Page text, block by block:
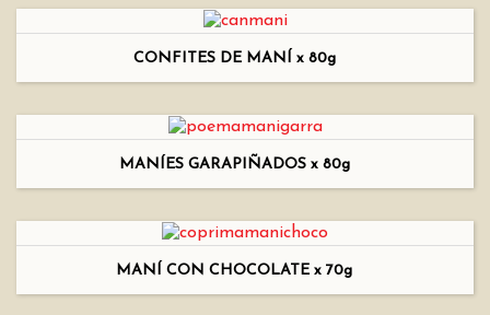
CONFITES DE MANÍ x 80g
MANÍES GARAPIÑADOS x 80g
MANÍ CON CHOCOLATE x 70g